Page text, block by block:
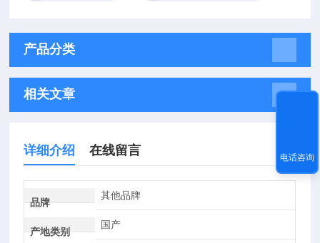
产品分类
相关文章
详细介绍 在线留言
品牌
其他品牌
产地类别
国产
电话咨询